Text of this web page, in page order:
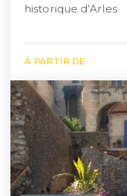
historique d’Arles
À PARTIR DE